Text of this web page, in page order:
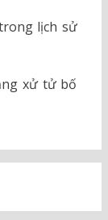
lịch sử
xử tử bố